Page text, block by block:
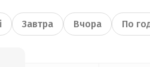
Завтра Вчора По